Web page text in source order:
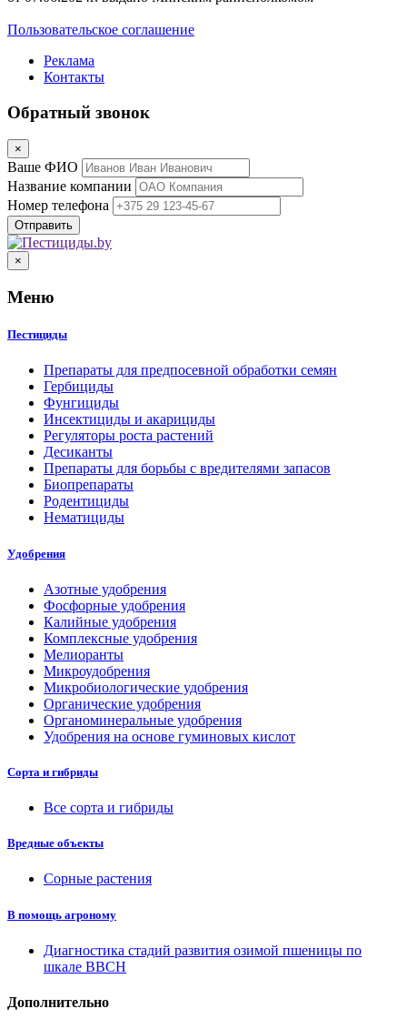
Пользовательское соглашение
Реклама
Контакты
Обратный звонок
×
Ваше ФИО
Название компании
Номер телефона
×
Меню
Пестициды
Препараты для предпосевной обработки семян
Гербициды
Фунгициды
Инсектициды и акарициды
Регуляторы роста растений
Десиканты
Препараты для борьбы с вредителями запасов
Биопрепараты
Родентициды
Нематициды
Удобрения
Азотные удобрения
Фосфорные удобрения
Калийные удобрения
Комплексные удобрения
Мелиоранты
Микроудобрения
Микробиологические удобрения
Органические удобрения
Органоминеральные удобрения
Удобрения на основе гуминовых кислот
Сорта и гибриды
Все сорта и гибриды
Вредные объекты
Сорные растения
В помощь агроному
Диагностика стадий развития озимой пшеницы по
шкале ВВСН
Дополнительно